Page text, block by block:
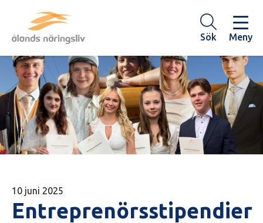
huvudinnehåll
Sök Meny
10 juni 2025
Entreprenörsstipendier